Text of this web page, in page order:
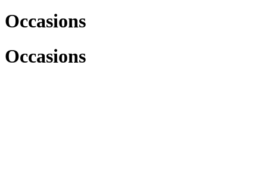
Occasions
Occasions